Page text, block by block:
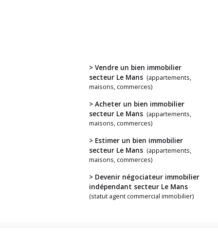
> Vendre un bien immobilier
secteur Le Mans (appartements,
maisons, commerces)
> Acheter un bien immobilier
secteur Le Mans (appartements,
maisons, commerces)
> Estimer un bien immobilier
secteur Le Mans (appartements,
maisons, commerces)
> Devenir négociateur immobilier
indépendant secteur Le Mans
(statut agent commercial immobilier)